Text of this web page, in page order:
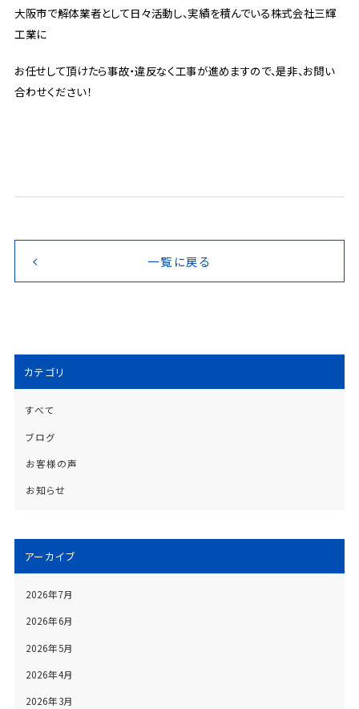
大阪市で解体業者として日々活動し、実績を積んでいる株式会社三輝
工業に
お任せして頂けたら事故・違反なく工事が進めますので、是非、お問い
合わせください！
一覧に戻る
カテゴリ
すべて
ブログ
お客様の声
お知らせ
アーカイブ
2026年7月
2026年6月
2026年5月
2026年4月
2026年3月